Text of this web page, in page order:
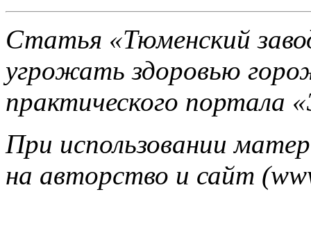
Статья «Тюменский
угрожать здоровью
практического портала
При использовании
на авторство и сайт